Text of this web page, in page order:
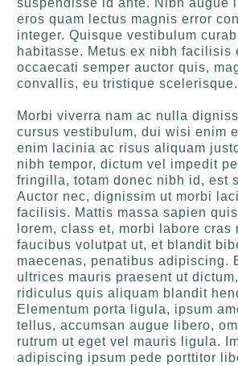
suspendisse id ante. Nibh augue
eros quam lectus magnis error
integer. Quisque vestibulum
habitasse. Metus ex nibh facilisis
occaecati semper auctor quis,
convallis, eu tristique scelerisque.
Morbi viverra nam ac nulla
cursus vestibulum, dui wisi enim
enim lacinia ac risus aliquam
nibh tempor, dictum vel impedit
fringilla, totam donec nibh id, est
Auctor nec, dignissim ut morbi
facilisis. Mattis massa sapien
lorem, class et, morbi labore cras
faucibus volutpat ut, et blandit
maecenas, penatibus adipiscing.
ultrices mauris praesent ut
ridiculus quis aliquam blandit
Elementum porta ligula, ipsum
tellus, accumsan augue libero,
rutrum ut eget vel mauris ligula.
adipiscing ipsum pede porttitor